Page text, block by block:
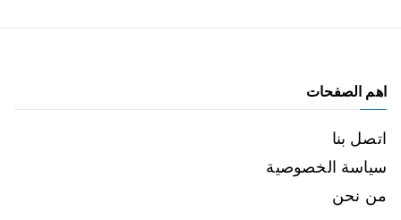
اهم الصفحات
اتصل بنا
سياسة الخصوصية
من نحن